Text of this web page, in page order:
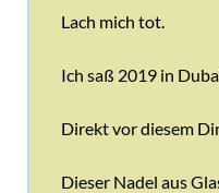
Lach mich tot.
Ich saß 2019 in
Direkt vor diesem
Dieser Nadel aus